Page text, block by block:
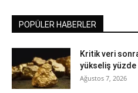
POPÜLER HABERLER
Kritik veri
yükseliş yüzde
Ağustos 7, 2026